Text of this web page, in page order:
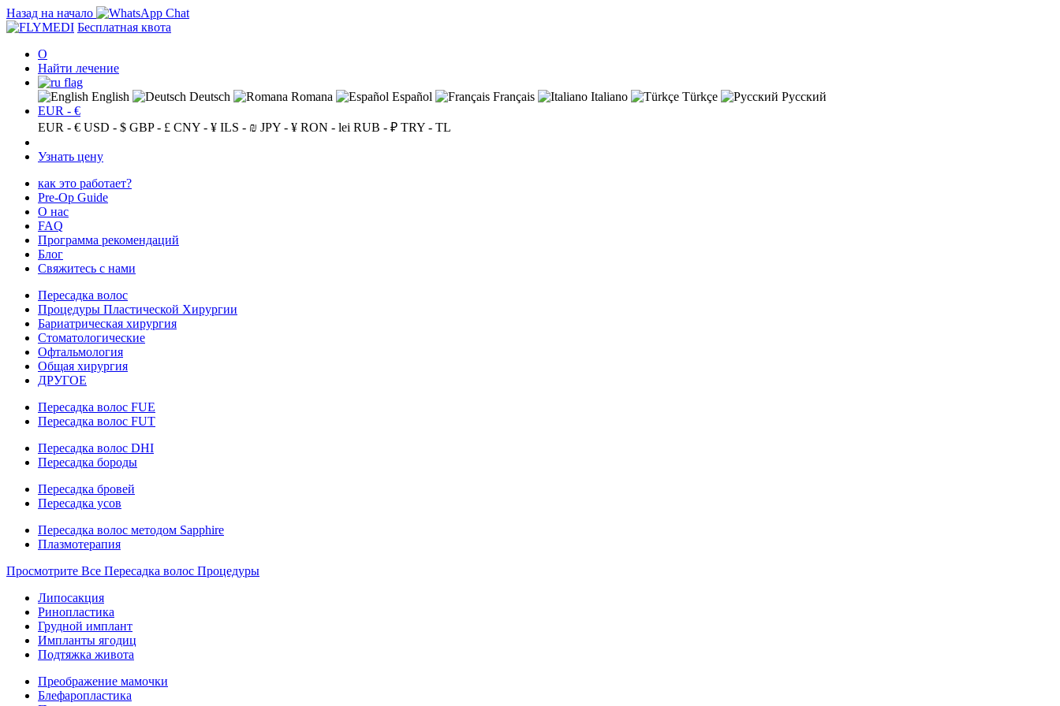
Назад на начало
Бесплатная квота
О
Найти лечение
English Deutsch Romana Español Français Italiano Türkçe
Русский
EUR - €
EUR - € USD - $ GBP - £ CNY - ¥ ILS - ₪ JPY - ¥ RON - lei RUB - ₽ TRY - TL
Узнать цену
как это работает?
Pre-Op Guide
О нас
FAQ
Программа рекомендаций
Блог
Свяжитесь с нами
Пересадка волос
Процедуры Пластической Хирургии
Бариатрическая хирургия
Стоматологические
Офтальмология
Общая хирургия
ДРУГОЕ
Пересадка волос FUE
Пересадка волос FUT
Пересадка волос DHI
Пересадка бороды
Пересадка бровей
Пересадка усов
Пересадка волос методом Sapphire
Плазмотерапия
Просмотрите Все Пересадка волос Процедуры
Липосакция
Ринопластика
Грудной имплант
Импланты ягодиц
Подтяжка живота
Преображение мамочки
Блефаропластика